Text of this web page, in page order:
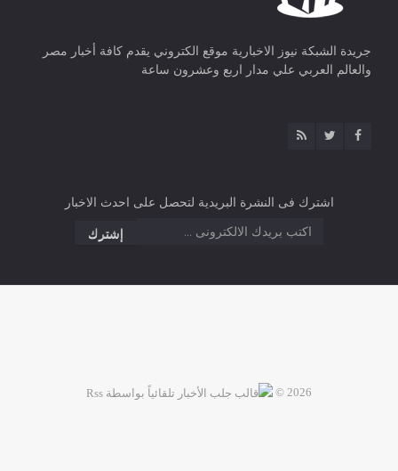
جريدة الشبكة نيوز الاخبارية موقع الكتروني يقدم كافة أخبار مصر
والعالم العربي علي مدار اربع وعشرون ساعة
اشترك فى النشرة البريدية لتحصل على احدث الاخبار
2026 ©